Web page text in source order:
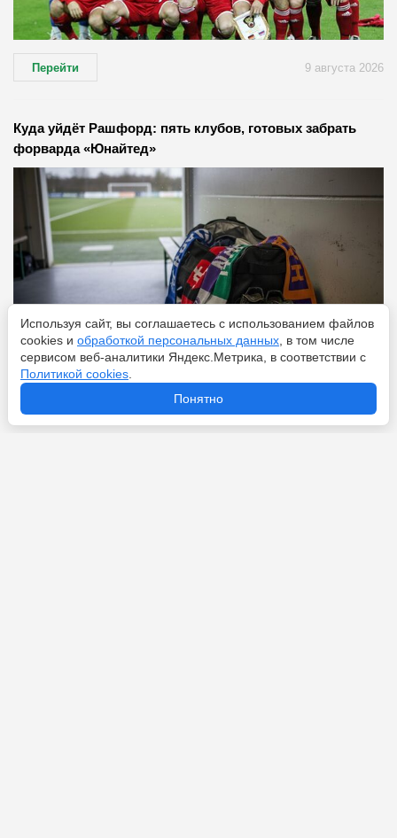
Перейти 9 августа 2026
Куда уйдёт Рашфорд: пять клубов, готовых забрать
форварда «Юнайтед»
Используя сайт, вы соглашаетесь с использованием файлов
cookies и обработкой персональных данных , в том числе
сервисом веб-аналитики Яндекс.Метрика, в соответствии с
Политикой cookies
Понятно